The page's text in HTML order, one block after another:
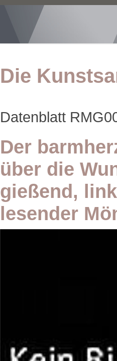
Die
Datenblatt
Der
über die
gießend,
lesender